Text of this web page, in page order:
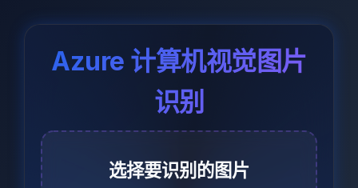
Azure 计算机视觉图片
识别
选择要识别的图片